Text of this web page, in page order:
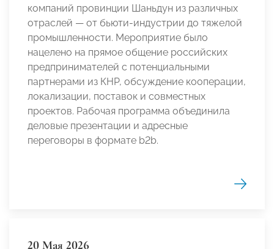
компаний провинции Шаньдун из различных
отраслей — от бьюти-индустрии до тяжелой
промышленности. Мероприятие было
нацелено на прямое общение российских
предпринимателей с потенциальными
партнерами из КНР, обсуждение кооперации,
локализации, поставок и совместных
проектов. Рабочая программа объединила
деловые презентации и адресные
переговоры в формате b2b.
20 Мая 2026